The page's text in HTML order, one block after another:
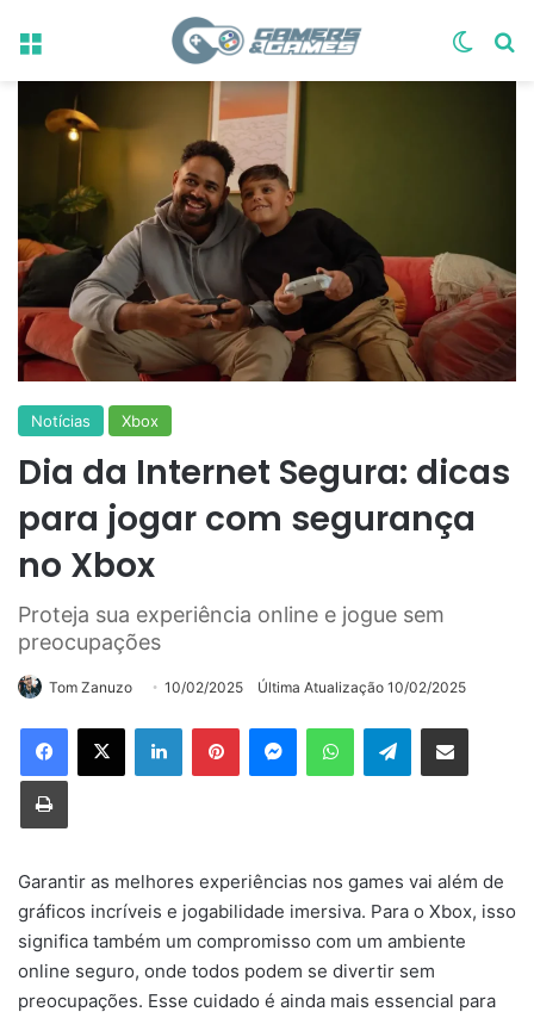
Menu
Notícias Xbox
Dia da Internet Segura: dicas
para jogar com segurança
no Xbox
Proteja sua experiência online e jogue sem
preocupações
Tom Zanuzo 10/02/2025 Última Atualização 10/02/2025
LinkedinPinterestMessengerWhatsAppTelegramCompartilhar via e-mail
Imprimir
Garantir as melhores experiências nos games vai além de
gráficos incríveis e jogabilidade imersiva. Para o Xbox, isso
significa também um compromisso com um ambiente
online seguro, onde todos podem se divertir sem
preocupações. Esse cuidado é ainda mais essencial para